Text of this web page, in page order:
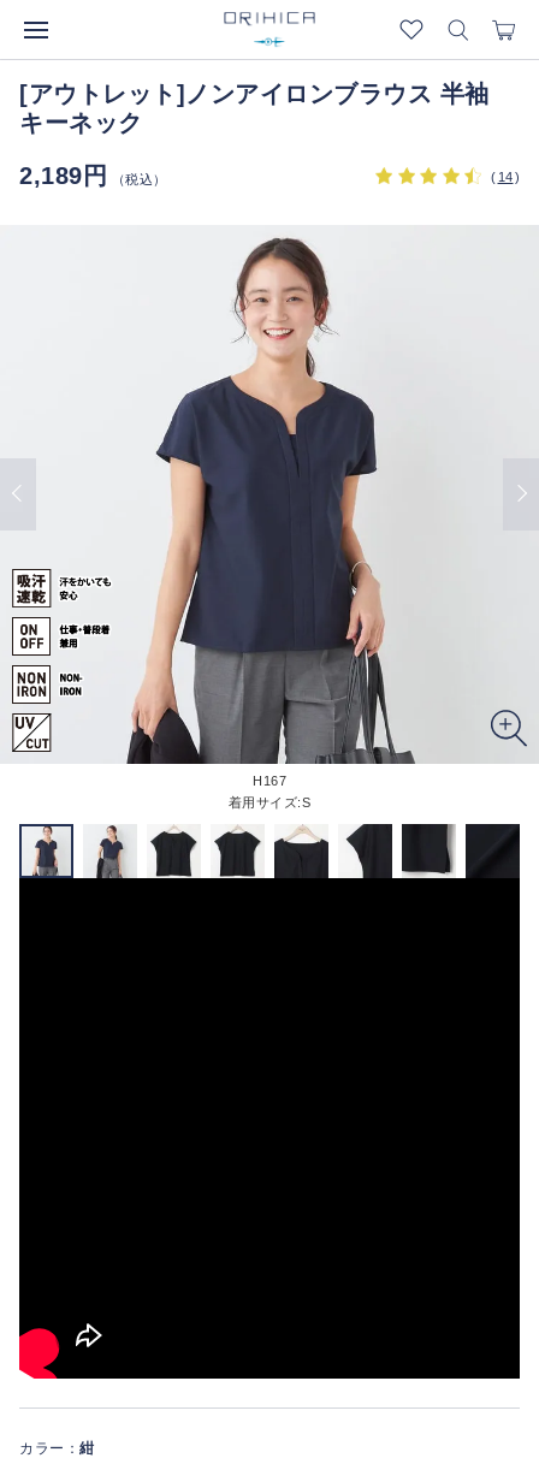
[アウトレット]ノンアイロンブラウス 半袖
キーネック
2,189円
（税込） ( 14)
H167
着用サイズ:S
カラー： 紺